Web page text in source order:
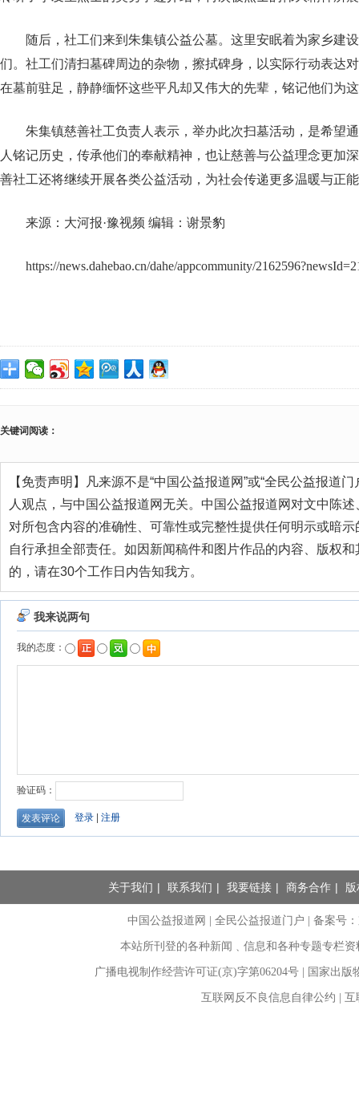
随后，社工们来到朱集镇公益公墓。这里安眠着为家乡建
们。社工们清扫墓碑周边的杂物，擦拭碑身，以实际行动表达
在墓前驻足，静静缅怀这些平凡却又伟大的先辈，铭记他们为
朱集镇慈善社工负责人表示，举办此次扫墓活动，是希望
人铭记历史，传承他们的奉献精神，也让慈善与公益理念更加
善社工还将继续开展各类公益活动，为社会传递更多温暖与正
来源：大河报·豫视频 编辑：谢景豹
https://news.dahebao.cn/dahe/appcommunity/
关键词阅读：
【免责声明】凡来源不是“中国公益报道网”或“全民公益报道
人观点，与中国公益报道网无关。中国公益报道网对文中陈
对所包含内容的准确性、可靠性或完整性提供任何明示或暗
自行承担全部责任。如因新闻稿件和图片作品的内容、版权
的，请在30个工作日内告知我方。
关于我们 | 联系我们 | 我要链接 | 商务合作 |
中国公益报道网 | 全民公益报道门户 |备案号
本站所刊登的各种新闻﹑信息和各种专题专栏
广播电视制作经营许可证(京)字第06204号 | 国家出
互联网反不良信息自律公约 |